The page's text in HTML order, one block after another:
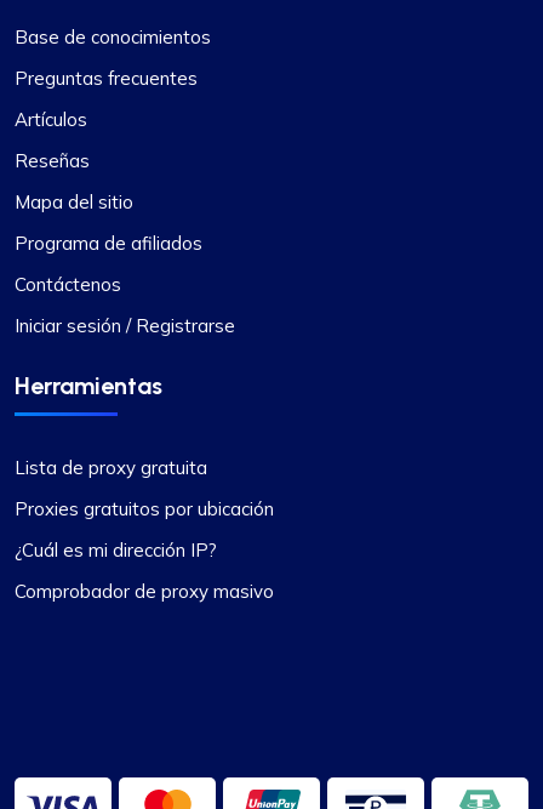
Base de conocimientos
Preguntas frecuentes
Artículos
Reseñas
Mapa del sitio
Programa de afiliados
Contáctenos
Iniciar sesión / Registrarse
Herramientas
Lista de proxy gratuita
Proxies gratuitos por ubicación
¿Cuál es mi dirección IP?
Comprobador de proxy masivo